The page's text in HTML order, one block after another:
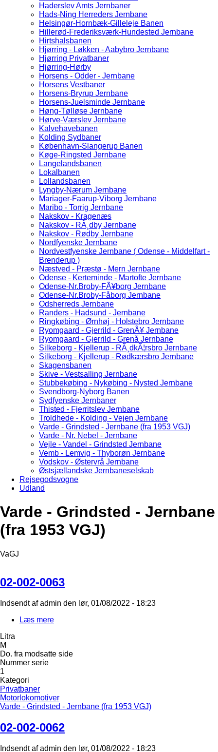
Haderslev Amts Jernbaner
Hads-Ning Herreders Jernbane
Helsingør-Hornbæk-Gilleleje Banen
Hillerød-Frederiksværk-Hundested Jernbane
Hirtshalsbanen
Hjørring - Løkken - Aabybro Jernbane
Hjørring Privatbaner
Hjørring-Hørby
Horsens - Odder - Jernbane
Horsens Vestbaner
Horsens-Bryrup Jernbane
Horsens-Juelsminde Jernbane
Høng-Tølløse Jernbane
Hørve-Værslev Jernbane
Kalvehavebanen
Kolding Sydbaner
København-Slangerup Banen
Køge-Ringsted Jernbane
Langelandsbanen
Lokalbanen
Lollandsbanen
Lyngby-Nærum Jernbane
Mariager-Faarup-Viborg Jernbane
Maribo - Torrig Jernbane
Nakskov - Kragenæs
Nakskov - RÃ¸dby Jernbane
Nakskov - Rødby Jernbane
Nordfyenske Jernbane
Nordvestfyenske Jernbane ( Odense - Middelfart -
Brenderup )
Næstved - Præstø - Mern Jernbane
Odense - Kerteminde - Martofte Jernbane
Odense-Nr.Broby-FÃ¥borg Jernbane
Odense-Nr.Broby-Fåborg Jernbane
Odsherreds Jernbane
Randers - Hadsund - Jernbane
Ringkøbing - Ørnhøj - Holstebro Jernbane
Ryomgaard - Gjerrild - GrenÃ¥ Jernbane
Ryomgaard - Gjerrild - Grenå Jernbane
Silkeborg - Kjellerup - RÃ¸dkÃ¦rsbro Jernbane
Silkeborg - Kjellerup - Rødkærsbro Jernbane
Skagensbanen
Skive - Vestsalling Jernbane
Stubbekøbing - Nykøbing - Nysted Jernbane
Svendborg-Nyborg Banen
Sydfyenske Jernbaner
Thisted - Fjerritslev Jernbane
Troldhede - Kolding - Vejen Jernbane
Varde - Grindsted - Jernbane (fra 1953 VGJ)
Varde - Nr. Nebel - Jernbane
Vejle - Vandel - Grindsted Jernbane
Vemb - Lemvig - Thyborøn Jernbane
Vodskov - Østervrå Jernbane
Østsjællandske Jernbaneselskab
Rejsegodsvogne
Udland
Varde - Grindsted - Jernbane
(fra 1953 VGJ)
VaGJ
02-002-0063
Indsendt afadmin den lør, 01/08/2022 - 18:23
Læs mere
Litra
M
Do. fra modsatte side
Nummer serie
1
Kategori
Privatbaner
Motorlokomotiver
Varde - Grindsted - Jernbane (fra 1953 VGJ)
02-002-0062
Indsendt afadmin den lør, 01/08/2022 - 18:23